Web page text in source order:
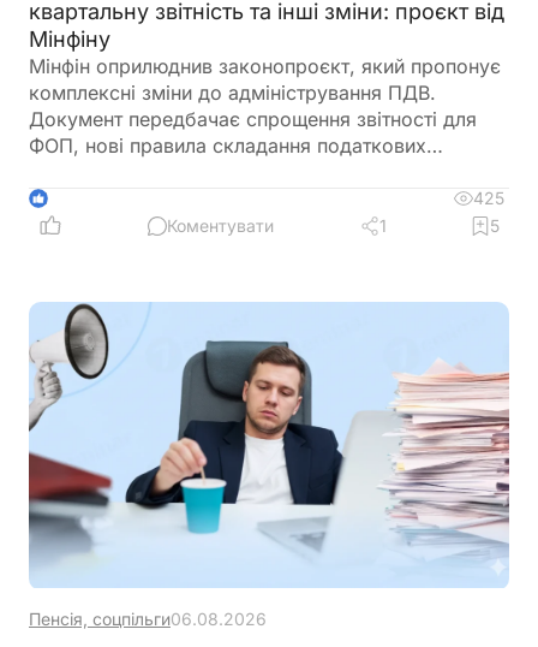
квартальну звітність та інші зміни: проєкт від
Мінфіну
Мінфін оприлюднив законопроєкт, який пропонує
комплексні зміни до адміністрування ПДВ.
Документ передбачає спрощення звітності для
ФОП, нові правила складання податкових
бюджетного відшкодування та запровадження
квартального звітного періоду для підприємців –
1
425
Коментувати
1 5
Пенсія, соцпільги06.08.2026